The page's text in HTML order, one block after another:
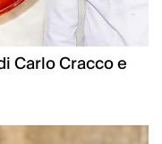
Carlo Cracco e